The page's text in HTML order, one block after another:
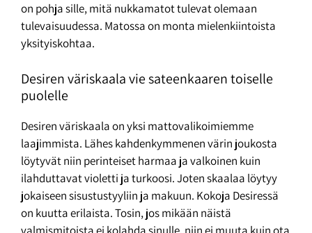
on pohja sille, mitä nukkamatot tulevat olemaan
tulevaisuudessa. Matossa on monta mielenkiintoista
yksityiskohtaa.
Desiren väriskaala vie sateenkaaren toiselle
puolelle
Desiren väriskaala on yksi mattovalikoimiemme
laajimmista. Lähes kahdenkymmenen värin joukosta
löytyvät niin perinteiset harmaa ja valkoinen kuin
ilahduttavat violetti ja turkoosi. Joten skaalaa löytyy
jokaiseen sisustustyyliin ja makuun. Kokoja Desiressä
on kuutta erilaista. Tosin, jos mikään näistä
valmismitoista ei kolahda sinulle, niin ei muuta kuin ota